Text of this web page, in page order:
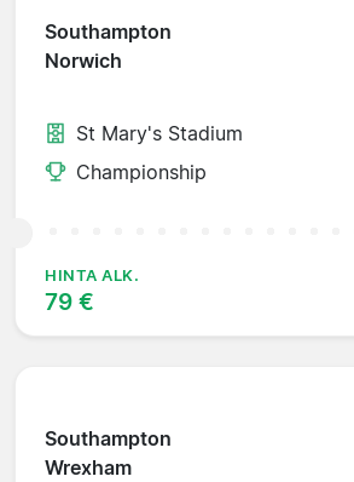
Southampton
Norwich
St Mary's Stadium
Championship
HINTA ALK.
79 €
Southampton
Wrexham